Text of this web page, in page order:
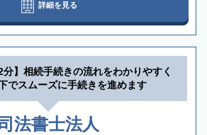
詳細を見る
分】相続手続きの流れをわかりやすく
でスムーズに手続きを進めます
法書士法人